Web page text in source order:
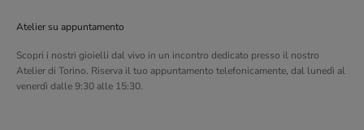
Atelier su appuntamento
Scopri i nostri gioielli dal vivo in un incontro dedicato presso il nostro
Atelier di Torino. Riserva il tuo appuntamento telefonicamente, dal lunedì al
venerdì dalle 9:30 alle 15:30.